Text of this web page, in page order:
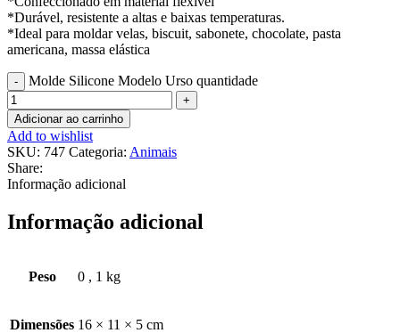
*Durável, resistente a altas e baixas temperaturas.
*Ideal para moldar velas, biscuit, sabonete, chocolate, pasta
americana, massa elástica
Molde Silicone Modelo Urso quantidade
Adicionar ao carrinho
Add to wishlist
SKU: 747 Categoria: Animais
Share:
Informação adicional
Informação adicional
Peso 0 , 1 kg
Dimensões 16 × 11 × 5 cm